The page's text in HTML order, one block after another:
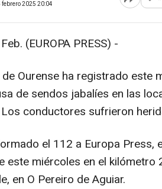
2025 20:04 Abrir
(EUROPA PRESS) -
Ourense ha registrado este
de sendos jabalíes en las
conductores sufrieron
el 112 a Europa Press,
este miércoles en el kilómetro
en O Pereiro de Aguiar.